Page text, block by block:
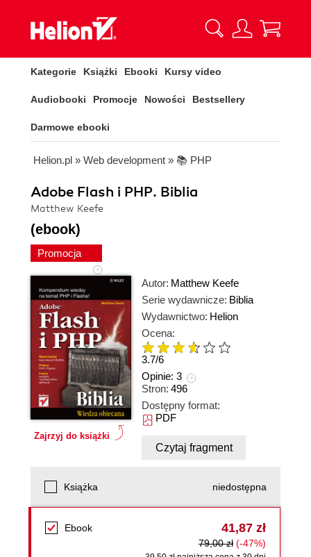
Kategorie Książki Ebooki Kursy video
Audiobooki Promocje Nowości Bestsellery
Darmowe ebooki
Helion.pl » Web development » 📚 PHP
Adobe Flash i PHP. Biblia
Matthew Keefe
(ebook)
Promocja
Zajrzyj do książki
Autor: Matthew Keefe
Serie wydawnicze: Biblia
Wydawnictwo: Helion
Ocena:
3.7/6
Opinie: 3
Stron: 496
Dostępny format:
PDF
Czytaj fragment
Książka niedostępna
Ebook 41,87 zł
79,00 zł (-47%)